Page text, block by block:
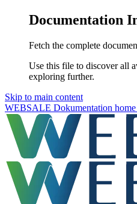
Documentation
Fetch the complete
Use this file to discover all
exploring further.
Skip to main content
WEBSALE Dokumentation